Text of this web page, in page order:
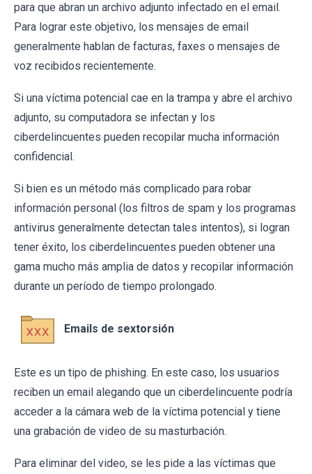
para que abran un archivo adjunto infectado en el email.
Para lograr este objetivo, los mensajes de email
generalmente hablan de facturas, faxes o mensajes de
voz recibidos recientemente.
Si una víctima potencial cae en la trampa y abre el archivo
adjunto, su computadora se infectan y los
ciberdelincuentes pueden recopilar mucha información
confidencial.
Si bien es un método más complicado para robar
información personal (los filtros de spam y los programas
antivirus generalmente detectan tales intentos), si logran
tener éxito, los ciberdelincuentes pueden obtener una
gama mucho más amplia de datos y recopilar información
durante un período de tiempo prolongado.
Emails de sextorsión
Este es un tipo de phishing. En este caso, los usuarios
reciben un email alegando que un ciberdelincuente podría
acceder a la cámara web de la víctima potencial y tiene
una grabación de video de su masturbación.
Para eliminar del video, se les pide a las víctimas que